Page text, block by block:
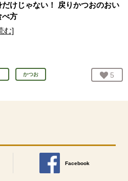
だけじゃない！ 戻りかつおのおい
べ方
む]
かつお お気
5
開きます。
Facebook
別のウィンドウで開きます